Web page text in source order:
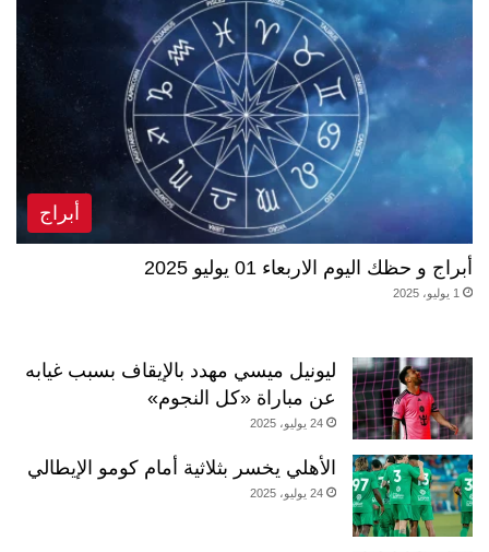
أبراج
أبراج و حظك اليوم الاربعاء 01 يوليو 2025
1 يوليو، 2025
ليونيل ميسي مهدد بالإيقاف بسبب غيابه
عن مباراة «كل النجوم»
24 يوليو، 2025
الأهلي يخسر بثلاثية أمام كومو الإيطالي
24 يوليو، 2025